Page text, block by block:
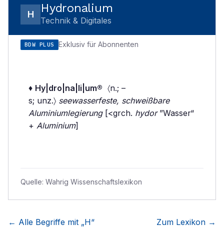
H Hydronalium
Technik & Digitales
BDW PLUS Exklusiv für Abonnenten
♦ Hy|dro|na|li|um® 〈n.; –
s; unz.〉 seewasserfeste, schweißbare
Aluminiumlegierung[<grch. hydor”Wasser“
+ Aluminium]
Quelle: Wahrig Wissenschaftslexikon
← Alle Begriffe mit „H“ Zum Lexikon →